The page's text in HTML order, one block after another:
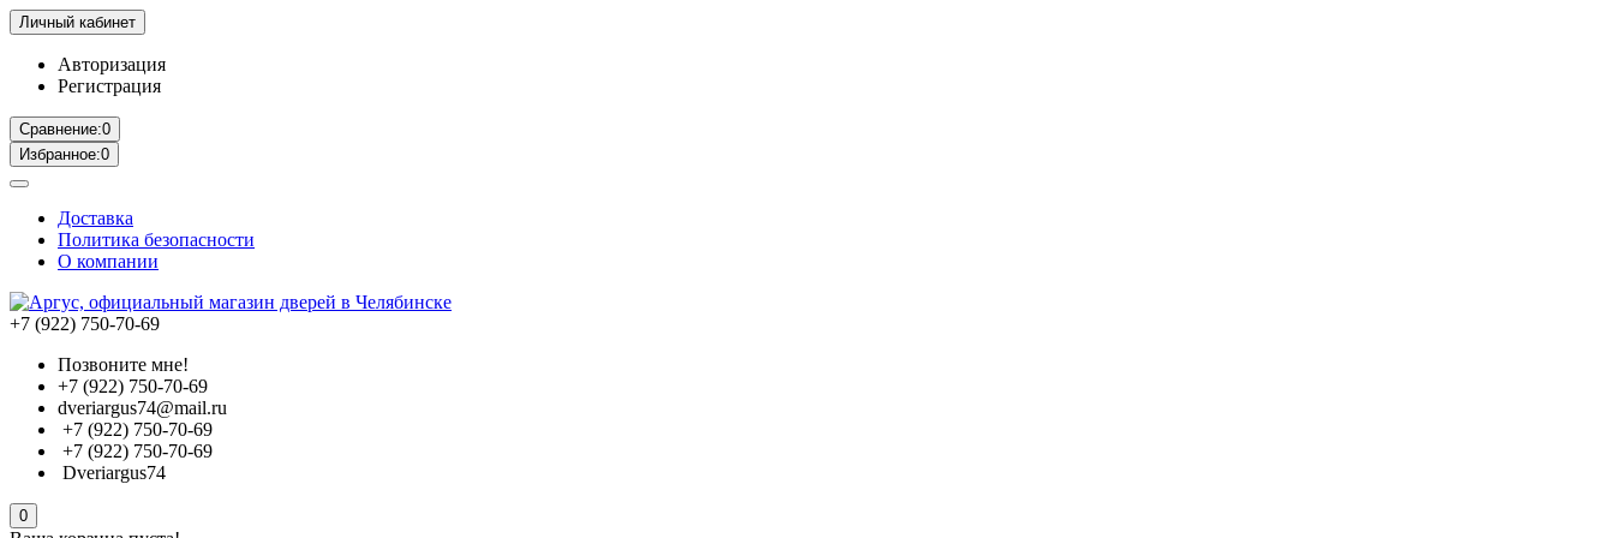
Личный кабинет
Авторизация
Регистрация
Сравнение:0
Избранное:0
Доставка
Политика безопасности
О компании
+7 (922) 750-70-69
Позвоните мне!
+7 (922) 750-70-69
dveriargus74@mail.ru
+7 (922) 750-70-69
+7 (922) 750-70-69
Dveriargus74
0